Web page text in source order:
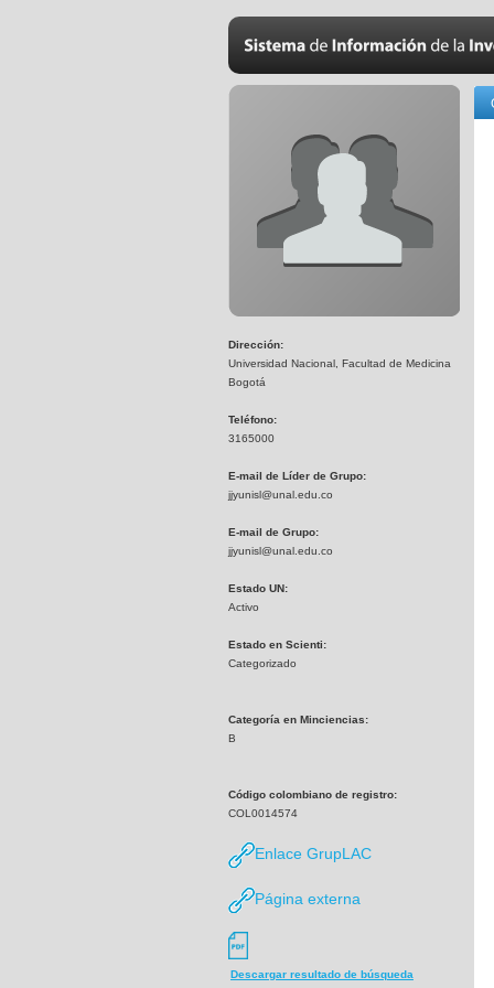
Dirección:
Universidad Nacional, Facultad de Medicina
Bogotá
Teléfono:
3165000
E-mail de Líder de Grupo:
jjyunisl@unal.edu.co
E-mail de Grupo:
jjyunisl@unal.edu.co
Estado UN:
Activo
Estado en Scienti:
Categorizado
Categoría en Minciencias:
B
Código colombiano de registro:
COL0014574
Enlace GrupLAC
Página externa
Descargar resultado de búsqueda